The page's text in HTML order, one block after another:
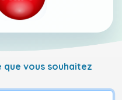
vous souhaitez